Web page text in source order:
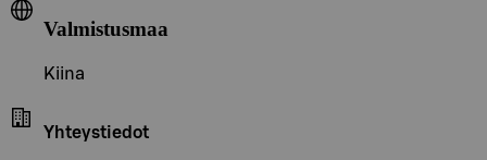
Valmistusmaa
Kiina
Yhteystiedot